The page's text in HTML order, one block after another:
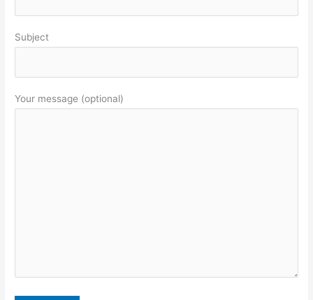
Subject
Your message (optional)